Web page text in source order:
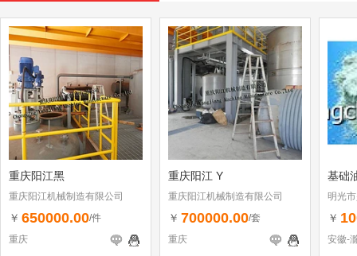
重庆阳江黑
重庆阳江机械制造有限公司
￥ 650000.00/件
重庆
重庆阳江 Y
重庆阳江机械制造有限公司
￥ 700000.00/套
重庆
基础
明光
￥
安徽-